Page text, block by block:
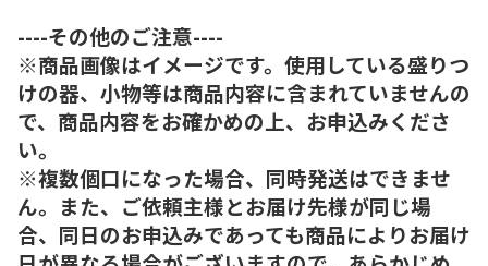
----その他のご注意----
※商品画像はイメージです。使用している盛りつ
けの器、小物等は商品内容に含まれていませんの
で、商品内容をお確かめの上、お申込みくださ
い。
※複数個口になった場合、同時発送はできませ
ん。また、ご依頼主様とお届け先様が同じ場
合、同日のお申込みであっても商品によりお届け